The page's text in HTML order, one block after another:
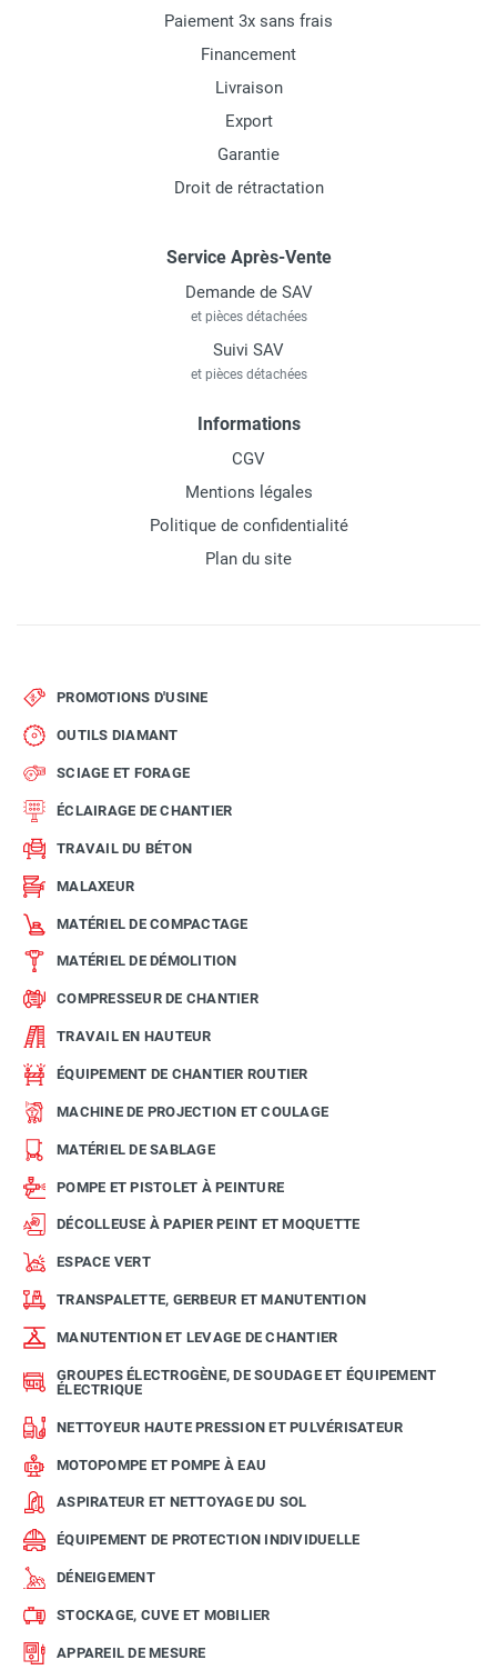
Paiement 3x sans frais
Financement
Livraison
Export
Garantie
Droit de rétractation
Service Après-Vente
Demande de SAV
et pièces détachées
Suivi SAV
et pièces détachées
Informations
CGV
Mentions légales
Politique de confidentialité
Plan du site
PROMOTIONS D'USINE
OUTILS DIAMANT
SCIAGE ET FORAGE
ÉCLAIRAGE DE CHANTIER
TRAVAIL DU BÉTON
MALAXEUR
MATÉRIEL DE COMPACTAGE
MATÉRIEL DE DÉMOLITION
COMPRESSEUR DE CHANTIER
TRAVAIL EN HAUTEUR
ÉQUIPEMENT DE CHANTIER ROUTIER
MACHINE DE PROJECTION ET COULAGE
MATÉRIEL DE SABLAGE
POMPE ET PISTOLET À PEINTURE
DÉCOLLEUSE À PAPIER PEINT ET MOQUETTE
ESPACE VERT
TRANSPALETTE, GERBEUR ET MANUTENTION
MANUTENTION ET LEVAGE DE CHANTIER
GROUPES ÉLECTROGÈNE, DE SOUDAGE ET ÉQUIPEMENT
ÉLECTRIQUE
NETTOYEUR HAUTE PRESSION ET PULVÉRISATEUR
MOTOPOMPE ET POMPE À EAU
ASPIRATEUR ET NETTOYAGE DU SOL
ÉQUIPEMENT DE PROTECTION INDIVIDUELLE
DÉNEIGEMENT
STOCKAGE, CUVE ET MOBILIER
APPAREIL DE MESURE